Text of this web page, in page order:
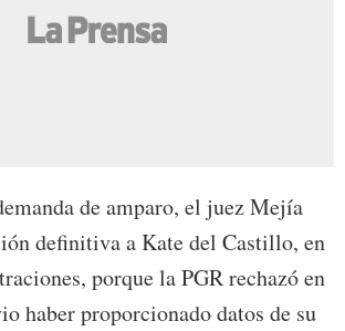
de amparo, el juez Mejía
definitiva a Kate del Castillo, en
porque la PGR rechazó en
haber proporcionado datos de su